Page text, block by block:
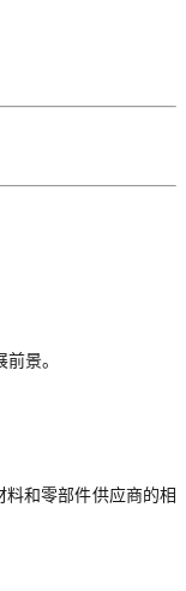
景。
料和零部件供应商的相